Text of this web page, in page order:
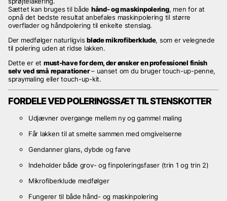
Sættet kan bruges til både hånd- og maskinpolering, men for at
opnå det bedste resultat anbefales maskinpolering til større
overflader og håndpolering til enkelte stenslag.
Der medfølger naturligvisbløde mikrofiberklude, som er velegnede
til polering uden at ridse lakken.
Dette er et must-have for dem, der ønsker en professionel finish
selv ved små reparationer– uanset om du bruger touch-up-penne,
spraymaling eller touch-up-kit.
FORDELE VED POLERINGSSÆT TIL STENSKOTTER
Udjævner overgange mellem ny og gammel maling
Får lakken til at smelte sammen med omgivelserne
Gendanner glans, dybde og farve
Indeholder både grov- og finpoleringsfaser (trin 1 og trin 2)
Mikrofiberklude medfølger
Fungerer til både hånd- og maskinpolering